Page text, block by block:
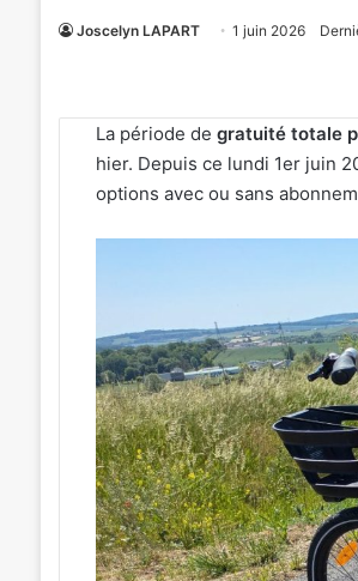
Joscelyn LAPART 1 juin 2026
La période de gratuité totale
hier. Depuis ce lundi 1er juin
options avec ou sans